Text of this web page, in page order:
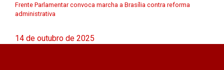
Frente Parlamentar convoca marcha a Brasília contra reforma
administrativa
14 de outubro de 2025